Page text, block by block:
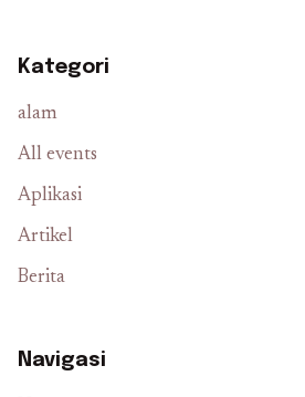
Kategori
alam
All events
Aplikasi
Artikel
Berita
Navigasi